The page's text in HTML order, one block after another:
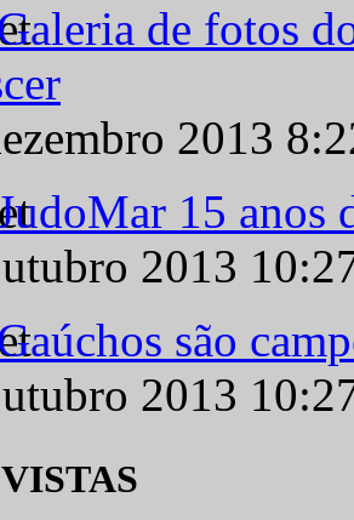
de fotos
2013
15 anos
2013
são
2013